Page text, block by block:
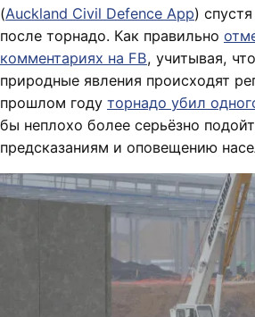
(Auckland Civil Defence App)
после торнадо. Как правильно
комментариях на FB, учитывая,
природные явления происходят
прошлом году торнадо убил
бы неплохо более серьёзно
предсказаниям и оповещению